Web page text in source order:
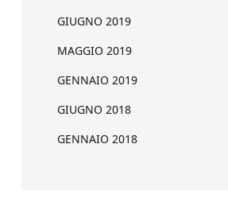
GIUGNO 2019
MAGGIO 2019
GENNAIO 2019
GIUGNO 2018
GENNAIO 2018